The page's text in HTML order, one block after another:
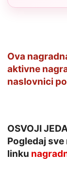
Ova
aktivne
naslovnici
OSVOJI
Pogledaj
linku